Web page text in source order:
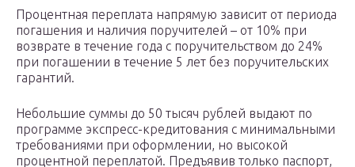
Процентная переплата напрямую зависит от периода
погашения и наличия поручителей – от 10% при
возврате в течение года с поручительством до 24%
при погашении в течение 5 лет без поручительских
гарантий.
Небольшие суммы до 50 тысяч рублей выдают по
программе экспресс-кредитования с минимальными
требованиями при оформлении, но высокой
процентной переплатой. Предъявив только паспорт,